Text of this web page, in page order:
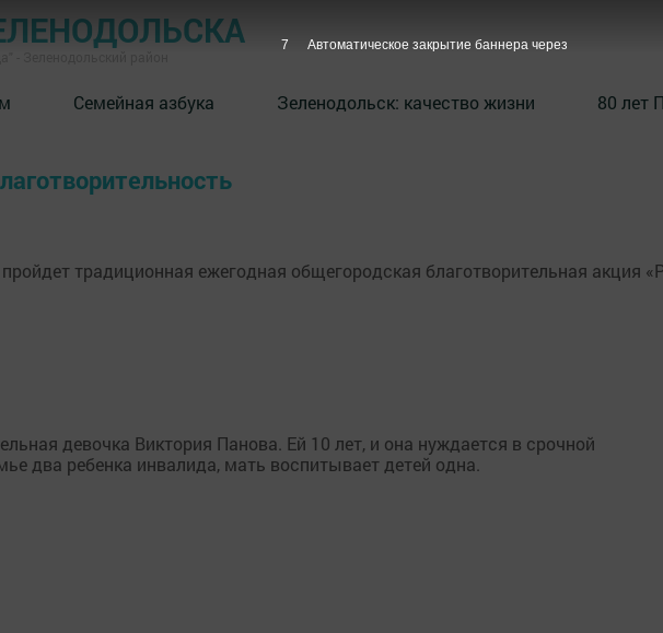
Семейная азбука ⁠Зеленодольск: качество жизни 80 лет
традиционная ежегодная общегородская благотворительная акция
девочка Виктория Панова. Ей 10 лет, и она нуждается в срочной
два ребенка инвалида, мать воспитывает детей одна.
7 Автоматическое закрытие баннера через